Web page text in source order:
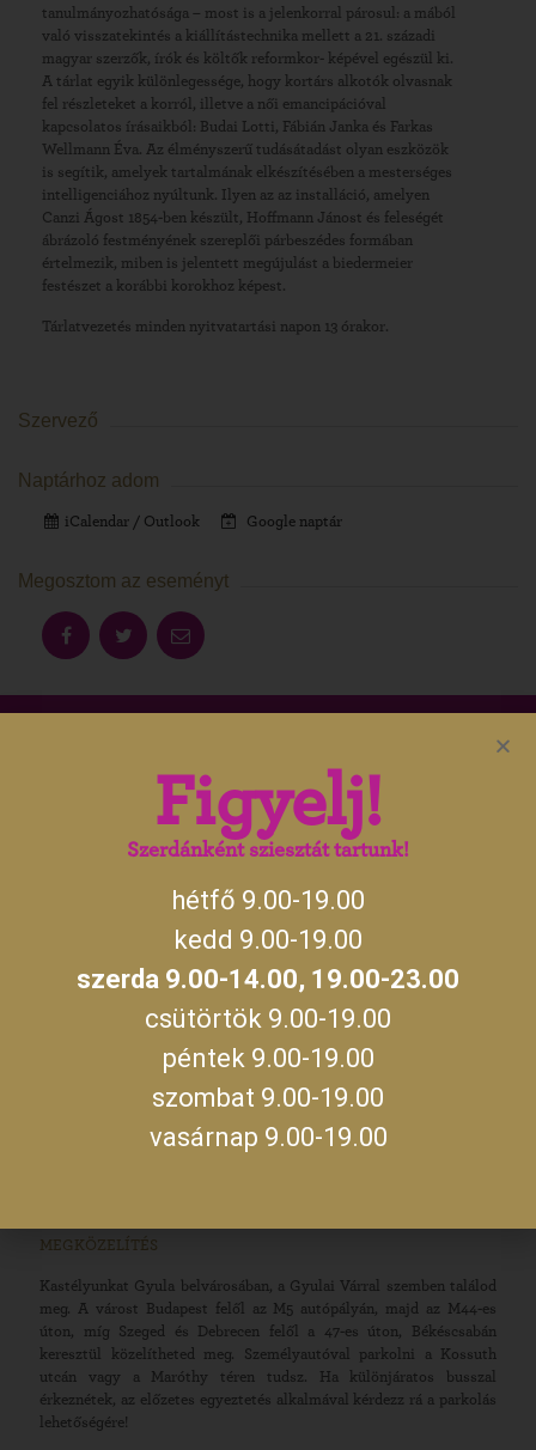
tanulmányozhatósága – most is a jelenkorral párosul: a mából
való visszatekintés a kiállítástechnika mellett a 21. századi
magyar szerzők, írók és költők reformkor- képével egészül ki.
A tárlat egyik különlegessége, hogy kortárs alkotók olvasnak
fel részleteket a korról, illetve a női emancipációval
kapcsolatos írásaikból: Budai Lotti, Fábián Janka és Farkas
Wellmann Éva. Az élményszerű tudásátadást olyan eszközök
is segítik, amelyek tartalmának elkészítésében a mesterséges
intelligenciához nyúltunk. Ilyen az az installáció, amelyen
Canzi Ágost 1854-ben készült, Hoffmann Jánost és feleségét
ábrázoló festményének szereplői párbeszédes formában
értelmezik, miben is jelentett megújulást a biedermeier
festészet a korábbi korokhoz képest.
Tárlatvezetés minden nyitvatartási napon 13 órakor.
Szervező
Naptárhoz adom
iCalendar / Outlook Google naptár
Megosztom az eseményt
agyulakult.hu
hétfő, kedd, csütörtök, péntek, szombat,
09:00 –
MEGKÖZELÍTÉS
Kastélyunkat Gyula belvárosában, a Gyulai Várral szemben találod
meg. A várost Budapest felől az M5 autópályán, majd az M44-es
úton, míg Szeged és Debrecen felől a 47-es úton, Békéscsabán
keresztül közelítheted meg. Személyautóval parkolni a Kossuth
utcán vagy a Maróthy téren tudsz. Ha különjáratos busszal
érkeznétek, az előzetes egyeztetés alkalmával kérdezz rá a parkolás
lehetőségére!
Figyelj!
Szerdánként sziesztát tartunk!
hétfő 9.00-19.00
kedd 9.00-19.00
szerda 9.00-14.00, 19.00-23.00
csütörtök 9.00-19.00
péntek 9.00-19.00
szombat 9.00-19.00
vasárnap 9.00-19.00